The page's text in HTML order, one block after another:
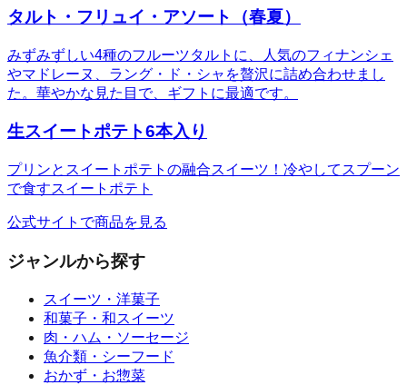
タルト・フリュイ・アソート（春夏）
みずみずしい4種のフルーツタルトに、人気のフィナンシェ
やマドレーヌ、ラング・ド・シャを贅沢に詰め合わせまし
た。華やかな見た目で、ギフトに最適です。
生スイートポテト6本入り
プリンとスイートポテトの融合スイーツ！冷やしてスプーン
で食すスイートポテト
公式サイトで商品を見る
ジャンルから探す
スイーツ・洋菓子
和菓子・和スイーツ
肉・ハム・ソーセージ
魚介類・シーフード
おかず・お惣菜